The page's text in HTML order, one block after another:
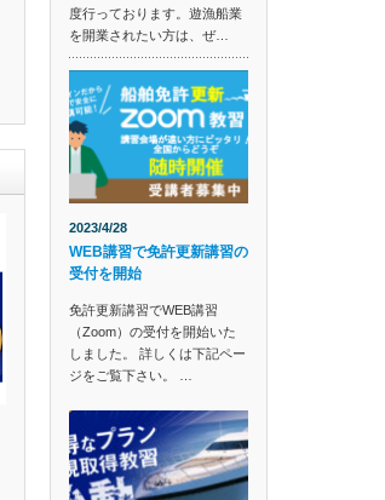
度行っております。遊漁船業
を開業されたい方は、ぜ…
2023/4/28
WEB講習で免許更新講習の
受付を開始
免許更新講習でWEB講習
（Zoom）の受付を開始いた
しました。 詳しくは下記ペー
ジをご覧下さい。 …